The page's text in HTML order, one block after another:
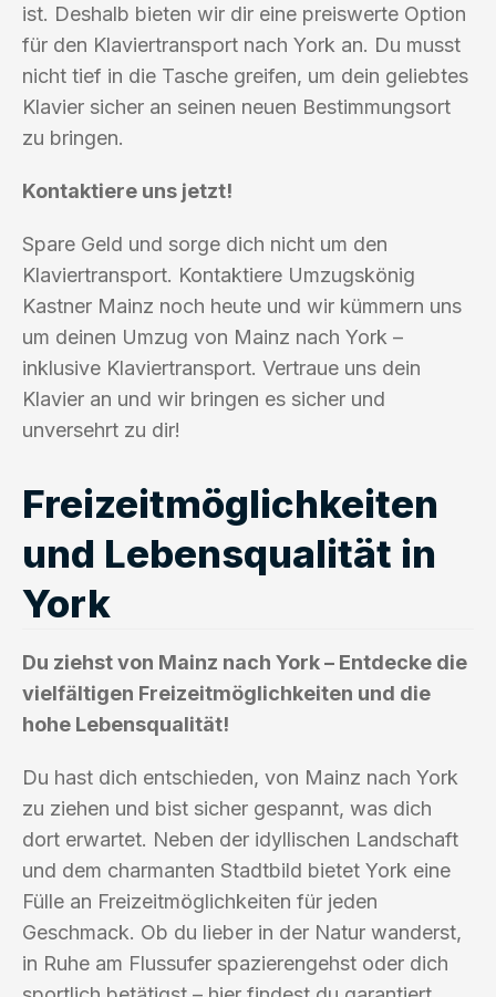
ist. Deshalb bieten wir dir eine preiswerte Option
für den Klaviertransport nach York an. Du musst
nicht tief in die Tasche greifen, um dein geliebtes
Klavier sicher an seinen neuen Bestimmungsort
zu bringen.
Kontaktiere uns jetzt!
Spare Geld und sorge dich nicht um den
Klaviertransport. Kontaktiere Umzugskönig
Kastner Mainz noch heute und wir kümmern uns
um deinen Umzug von Mainz nach York –
inklusive Klaviertransport. Vertraue uns dein
Klavier an und wir bringen es sicher und
unversehrt zu dir!
Freizeitmöglichkeiten
und Lebensqualität in
York
Du ziehst von Mainz nach York – Entdecke die
vielfältigen Freizeitmöglichkeiten und die
hohe Lebensqualität!
Du hast dich entschieden, von Mainz nach York
zu ziehen und bist sicher gespannt, was dich
dort erwartet. Neben der idyllischen Landschaft
und dem charmanten Stadtbild bietet York eine
Fülle an Freizeitmöglichkeiten für jeden
Geschmack. Ob du lieber in der Natur wanderst,
in Ruhe am Flussufer spazierengehst oder dich